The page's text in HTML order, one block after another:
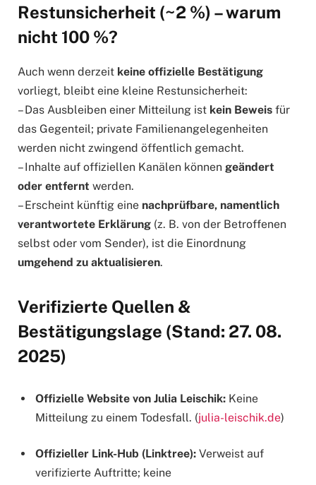
Restunsicherheit (~2 %) – warum
nicht 100 %?
Auch wenn derzeit keine offizielle Bestätigung
vorliegt, bleibt eine kleine Restunsicherheit:
– Das Ausbleiben einer Mitteilung ist kein Beweis für
das Gegenteil; private Familienangelegenheiten
werden nicht zwingend öffentlich gemacht.
– Inhalte auf offiziellen Kanälen können geändert
oder entfernt werden.
– Erscheint künftig eine nachprüfbare, namentlich
verantwortete Erklärung (z. B. von der Betroffenen
selbst oder vom Sender), ist die Einordnung
umgehend zu aktualisieren.
Verifizierte Quellen &
Bestätigungslage (Stand: 27. 08.
2025)
Offizielle Website von Julia Leischik: Keine
Mitteilung zu einem Todesfall. (julia-leischik.de)
Offizieller Link-Hub (Linktree): Verweist auf
verifizierte Auftritte; keine